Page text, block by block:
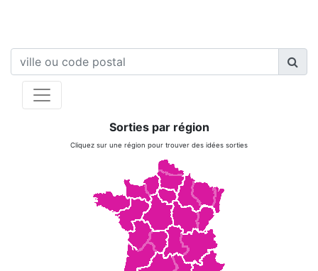
Sorties par région
Cliquez sur une région pour trouver des idées sorties